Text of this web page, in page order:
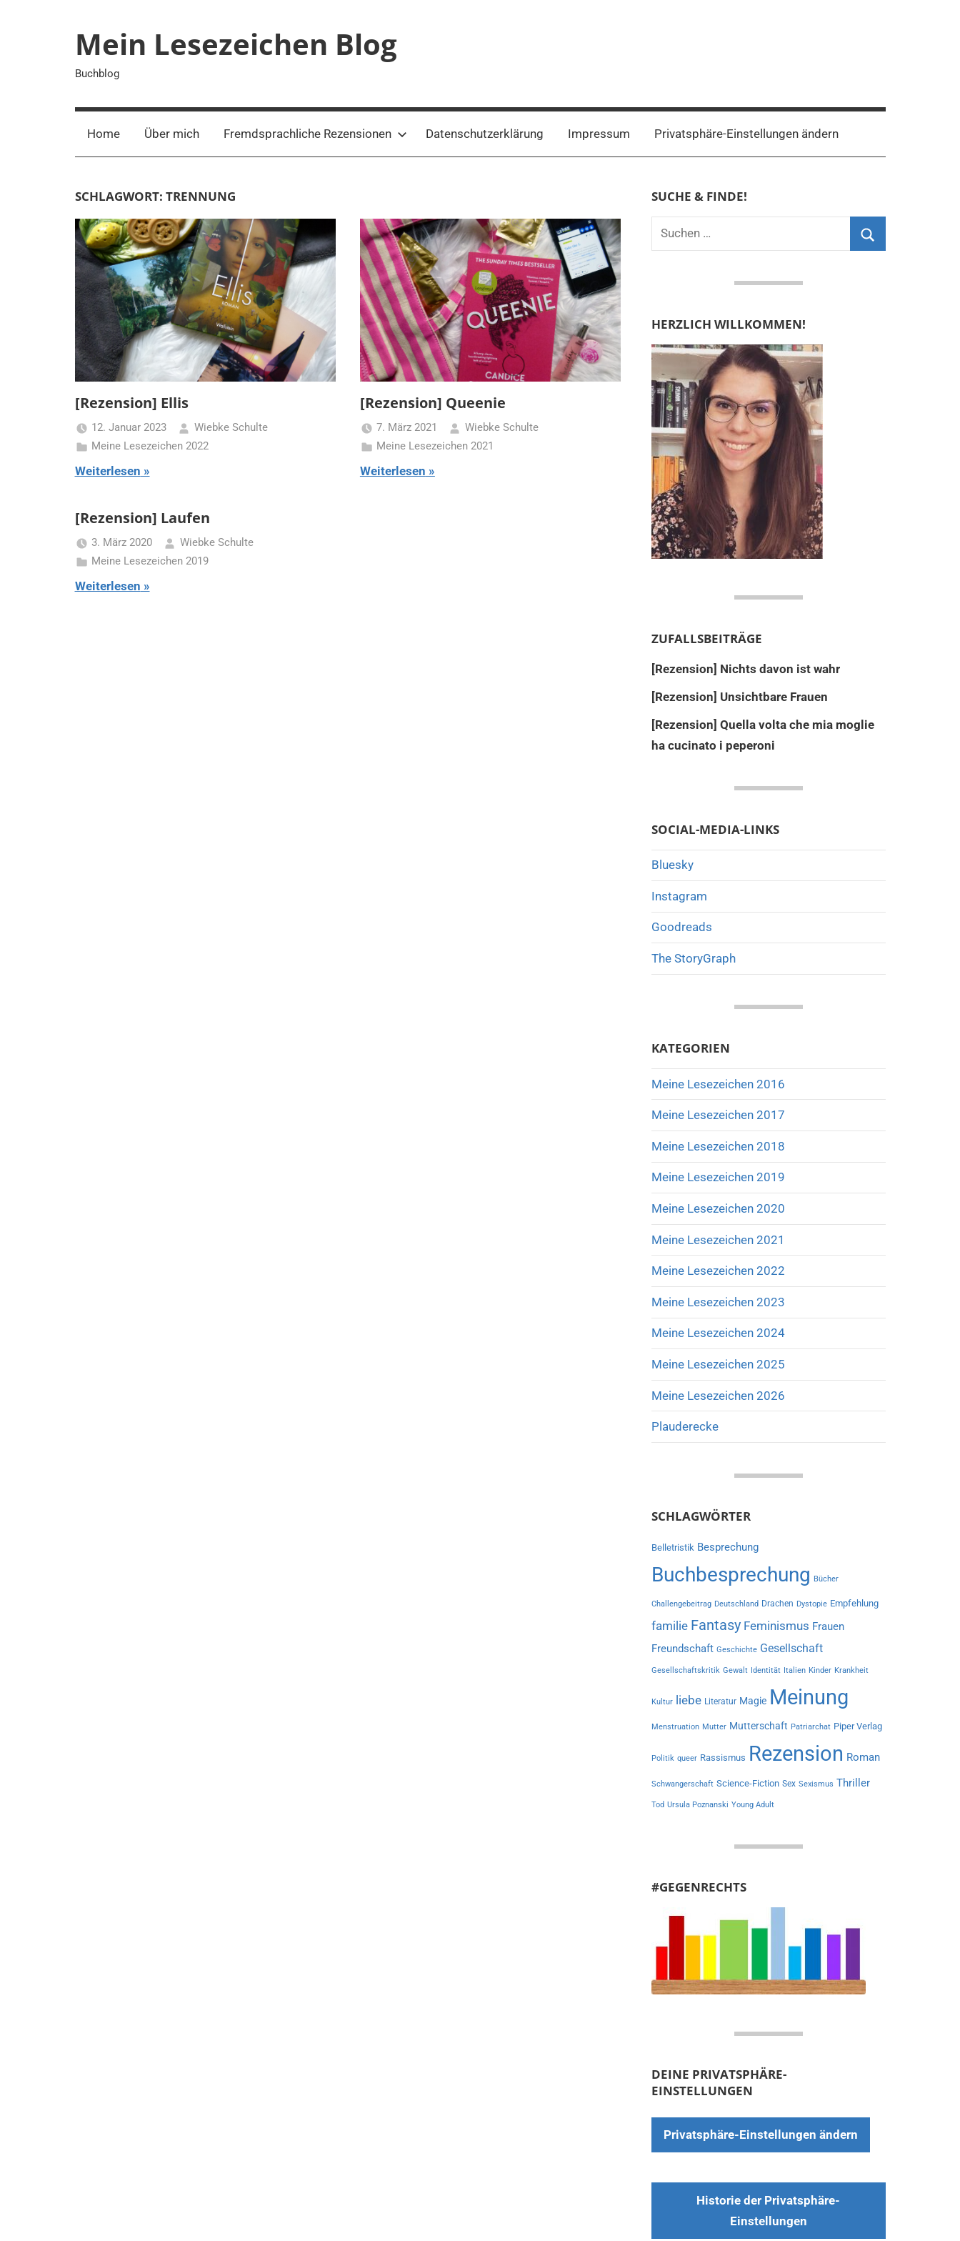
Mein Lesezeichen Blog
Buchblog
Home Über mich Fremdsprachliche Rezensionen Datenschutzerklärung Impressum Privatsphäre-Einstellungen ändern
SCHLAGWORT: TRENNUNG
[Rezension] Ellis
12. Januar 2023
Wiebke Schulte
Meine Lesezeichen 2022
Weiterlesen
[Rezension] Queenie
7. März 2021
Wiebke Schulte
Meine Lesezeichen 2021
Weiterlesen
[Rezension] Laufen
3. März 2020
Wiebke Schulte
Meine Lesezeichen 2019
Weiterlesen
SUCHE & FINDE!
Suchen
HERZLICH WILLKOMMEN!
ZUFALLSBEITRÄGE
[Rezension] Nichts davon ist wahr
[Rezension] Unsichtbare Frauen
[Rezension] Quella volta che mia moglie
ha cucinato i peperoni
SOCIAL-MEDIA-LINKS
Bluesky
Instagram
Goodreads
The StoryGraph
KATEGORIEN
Meine Lesezeichen 2016
Meine Lesezeichen 2017
Meine Lesezeichen 2018
Meine Lesezeichen 2019
Meine Lesezeichen 2020
Meine Lesezeichen 2021
Meine Lesezeichen 2022
Meine Lesezeichen 2023
Meine Lesezeichen 2024
Meine Lesezeichen 2025
Meine Lesezeichen 2026
Plauderecke
SCHLAGWÖRTER
Belletristik Besprechung
Buchbesprechung Bücher
Challengebeitrag Deutschland Drachen Dystopie Empfehlung
familie Fantasy Feminismus Frauen
Freundschaft Geschichte Gesellschaft
Gesellschaftskritik Gewalt Identität Italien Kinder Krankheit
Kultur liebe Literatur Magie Meinung
Menstruation Mutter Mutterschaft Patriarchat Piper Verlag
Politik queer Rassismus Rezension Roman
Schwangerschaft Science-Fiction Sex Sexismus Thriller
Tod Ursula Poznanski Young Adult
#GEGENRECHTS
DEINE PRIVATSPHÄRE-
EINSTELLUNGEN
Privatsphäre-Einstellungen ändern
Historie der Privatsphäre-
Einstellungen